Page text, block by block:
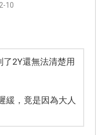
10
2Y還無法清楚用
緩，竟是因為大人